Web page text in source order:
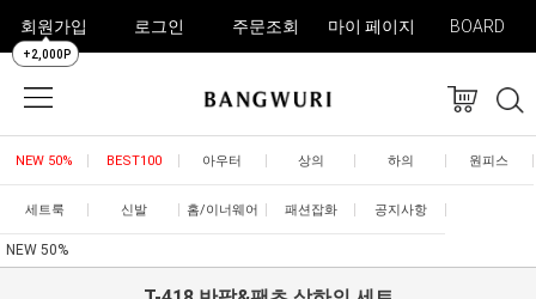
회원가입
+2,000P
로그인 주문조회 마이 페이지 BOARD
NEW 50% BEST100 아우터 상의 하의 원피스
세트룩 신발 홈/이너웨어 패션잡화 공지사항
NEW 50%